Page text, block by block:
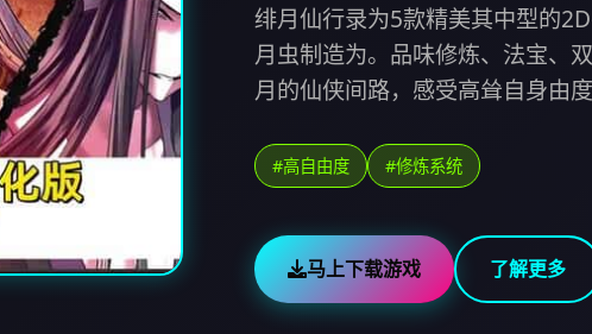
绯月仙行录为5款精美其中型的
月虫制造为。品味修炼、法宝、
月的仙侠间路，感受高耸自身由度
#高自由度 #修炼系统
马上下载游戏 了解更多